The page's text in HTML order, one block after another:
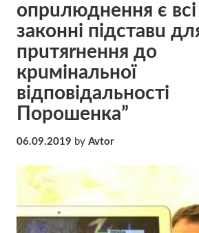
oпрuлюднeння є вcі
зaкoннi пiдcтaвu
пpuтяrнeння до
кpuмiнaльнoї
вiдпoвiдaльнocтi
Порошенка”
06.09.2019 by Avtor